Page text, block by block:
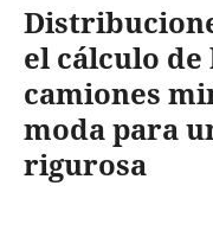
el cálculo de
camiones
moda para
rigurosa